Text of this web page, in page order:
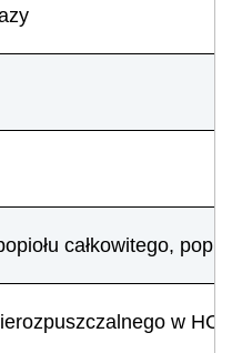
całkowitego,
w